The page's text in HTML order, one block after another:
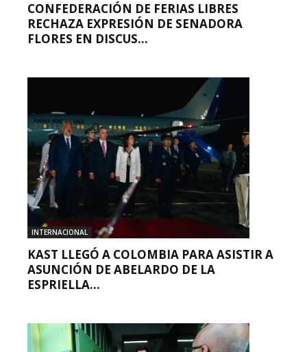
CONFEDERACIÓN DE FERIAS LIBRES
RECHAZA EXPRESIÓN DE SENADORA
FLORES EN DISCUS...
INTERNACIONAL
KAST LLEGÓ A COLOMBIA PARA ASISTIR A
ASUNCIÓN DE ABELARDO DE LA
ESPRIELLA...